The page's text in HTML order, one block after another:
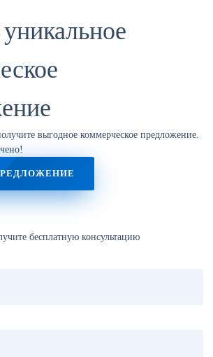
уникальное
выгодное коммерческое предложение.
бесплатную консультацию